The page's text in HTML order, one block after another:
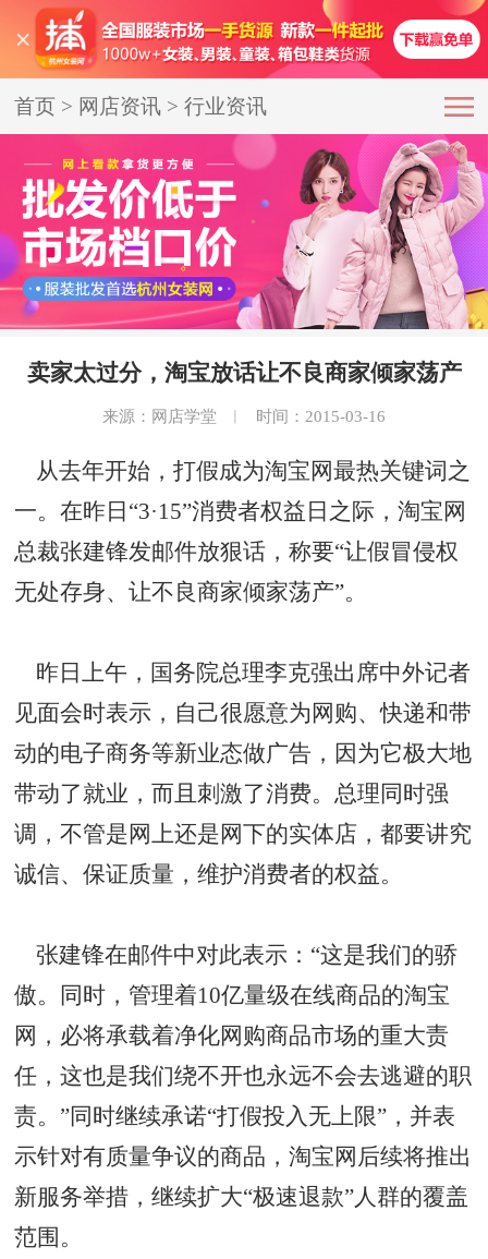
首页 > 网店资讯 >行业资讯
卖家太过分，淘宝放话让不良商家倾家荡产
来源：网店学堂 ︱ 时间：2015-03-16
从去年开始，打假成为淘宝网最热关键词之
一。在昨日“3·15”消费者权益日之际，淘宝网
总裁张建锋发邮件放狠话，称要“让假冒侵权
无处存身、让不良商家倾家荡产”。
昨日上午，国务院总理李克强出席中外记者
见面会时表示，自己很愿意为网购、快递和带
动的电子商务等新业态做广告，因为它极大地
带动了就业，而且刺激了消费。总理同时强
调，不管是网上还是网下的实体店，都要讲究
诚信、保证质量，维护消费者的权益。
张建锋在邮件中对此表示：“这是我们的骄
傲。同时，管理着10亿量级在线商品的淘宝
网，必将承载着净化网购商品市场的重大责
任，这也是我们绕不开也永远不会去逃避的职
责。”同时继续承诺“打假投入无上限”，并表
示针对有质量争议的商品，淘宝网后续将推出
新服务举措，继续扩大“极速退款”人群的覆盖
范围。